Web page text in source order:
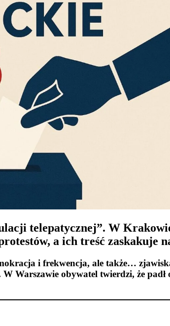
telepatycznej”. W
a ich treść zaskakuje
i frekwencja, ale także…
Warszawie obywatel twierdzi, że